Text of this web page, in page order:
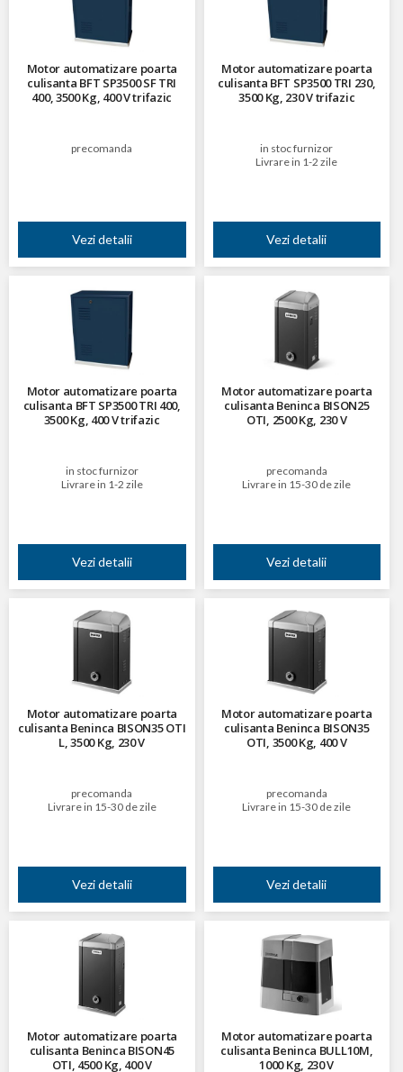
Motor automatizare poarta
culisanta BFT SP3500 SF TRI
400, 3500 Kg, 400 V trifazic
precomanda
Vezi detalii
Motor automatizare poarta
culisanta BFT SP3500 TRI 230,
3500 Kg, 230 V trifazic
in stoc furnizor
Livrare in 1-2 zile
Vezi detalii
Motor automatizare poarta
culisanta BFT SP3500 TRI 400,
3500 Kg, 400 V trifazic
in stoc furnizor
Livrare in 1-2 zile
Vezi detalii
Motor automatizare poarta
culisanta Beninca BISON25
OTI, 2500 Kg, 230 V
precomanda
Livrare in 15-30 de zile
Vezi detalii
Motor automatizare poarta
culisanta Beninca BISON35 OTI
L, 3500 Kg, 230 V
precomanda
Livrare in 15-30 de zile
Vezi detalii
Motor automatizare poarta
culisanta Beninca BISON35
OTI, 3500 Kg, 400 V
precomanda
Livrare in 15-30 de zile
Vezi detalii
Motor automatizare poarta
culisanta Beninca BISON45
OTI, 4500 Kg, 400 V
Motor automatizare poarta
culisanta Beninca BULL10M,
1000 Kg, 230 V